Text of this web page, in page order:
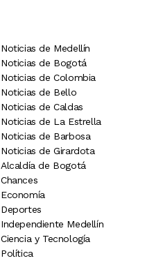
Noticias de Medellín
Noticias de Bogotá
Noticias de Colombia
Noticias de Bello
Noticias de Caldas
Noticias de La Estrella
Noticias de Barbosa
Noticias de Girardota
Alcaldía de Bogotá
Chances
Economía
Deportes
Independiente Medellín
Ciencia y Tecnología
Política